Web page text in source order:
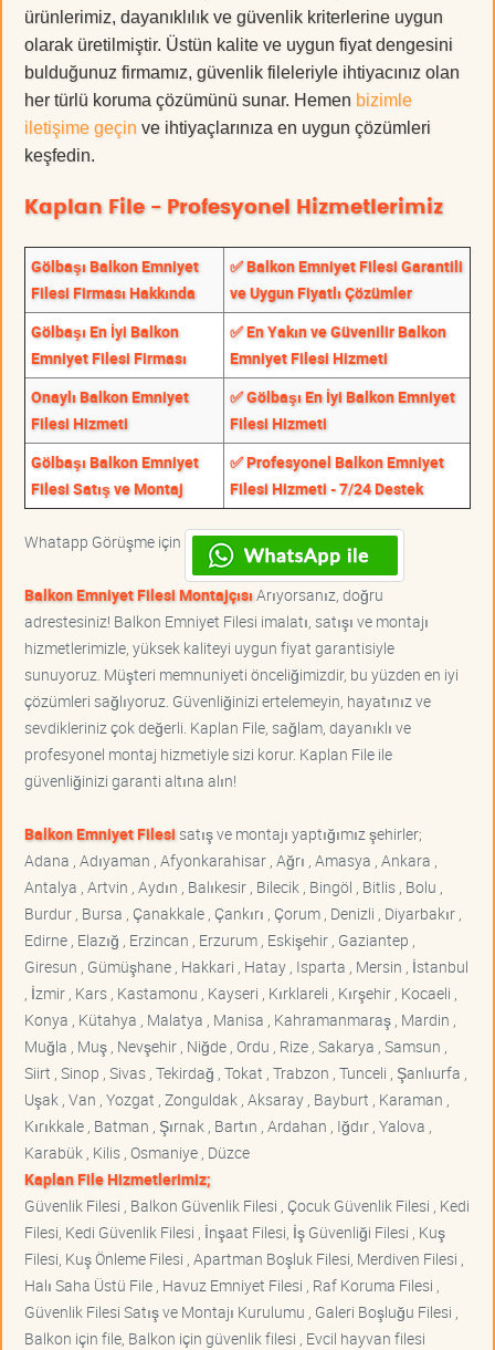
ürünlerimiz, dayanıklılık ve güvenlik kriterlerine uygun
olarak üretilmiştir. Üstün kalite ve uygun fiyat dengesini
bulduğunuz firmamız, güvenlik fileleriyle ihtiyacınız olan
her türlü koruma çözümünü sunar. Hemen bizimle
iletişime geçin ve ihtiyaçlarınıza en uygun çözümleri
keşfedin.
Kaplan File - Profesyonel Hizmetlerimiz
Gölbaşı Balkon Emniyet
Filesi Firması Hakkında
✅ Balkon Emniyet Filesi Garantili
ve Uygun Fiyatlı Çözümler
Gölbaşı En İyi Balkon
Emniyet Filesi Firması
✅ En Yakın ve Güvenilir Balkon
Emniyet Filesi Hizmeti
Onaylı Balkon Emniyet
Filesi Hizmeti
✅ Gölbaşı En İyi Balkon Emniyet
Filesi Hizmeti
Gölbaşı Balkon Emniyet
Filesi Satış ve Montaj
✅ Profesyonel Balkon Emniyet
Filesi Hizmeti - 7/24 Destek
Whatapp Görüşme için
Balkon Emniyet Filesi MontajçısıArıyorsanız, doğru
adrestesiniz! Balkon Emniyet Filesi imalatı, satışı ve montajı
hizmetlerimizle, yüksek kaliteyi uygun fiyat garantisiyle
sunuyoruz. Müşteri memnuniyeti önceliğimizdir, bu yüzden en iyi
çözümleri sağlıyoruz. Güvenliğinizi ertelemeyin, hayatınız ve
sevdikleriniz çok değerli. Kaplan File, sağlam, dayanıklı ve
profesyonel montaj hizmetiyle sizi korur. Kaplan File ile
güvenliğinizi garanti altına alın!
Balkon Emniyet Filesisatış ve montajı yaptığımız şehirler;
Adana , Adıyaman , Afyonkarahisar , Ağrı , Amasya , Ankara ,
Antalya , Artvin , Aydın , Balıkesir , Bilecik , Bingöl , Bitlis , Bolu ,
Burdur , Bursa , Çanakkale , Çankırı , Çorum , Denizli , Diyarbakır ,
Edirne , Elazığ , Erzincan , Erzurum , Eskişehir , Gaziantep ,
Giresun , Gümüşhane , Hakkari , Hatay , Isparta , Mersin , İstanbul
, İzmir , Kars , Kastamonu , Kayseri , Kırklareli , Kırşehir , Kocaeli ,
Konya , Kütahya , Malatya , Manisa , Kahramanmaraş , Mardin ,
Muğla , Muş , Nevşehir , Niğde , Ordu , Rize , Sakarya , Samsun ,
Siirt , Sinop , Sivas , Tekirdağ , Tokat , Trabzon , Tunceli , Şanlıurfa ,
Uşak , Van , Yozgat , Zonguldak , Aksaray , Bayburt , Karaman ,
Kırıkkale , Batman , Şırnak , Bartın , Ardahan , Iğdır , Yalova ,
Karabük , Kilis , Osmaniye , Düzce
Kaplan File Hizmetlerimiz;
Güvenlik Filesi , Balkon Güvenlik Filesi , Çocuk Güvenlik Filesi , Kedi
Filesi, Kedi Güvenlik Filesi , İnşaat Filesi, İş Güvenliği Filesi , Kuş
Filesi, Kuş Önleme Filesi , Apartman Boşluk Filesi, Merdiven Filesi ,
Halı Saha Üstü File , Havuz Emniyet Filesi , Raf Koruma Filesi ,
Güvenlik Filesi Satış ve Montajı Kurulumu , Galeri Boşluğu Filesi ,
Balkon için file, Balkon için güvenlik filesi , Evcil hayvan filesi